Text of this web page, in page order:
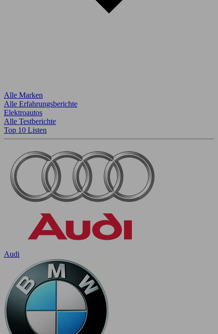
Alle Marken
Alle Erfahrungsberichte
Elektroautos
Alle Testberichte
Top 10 Listen
Audi